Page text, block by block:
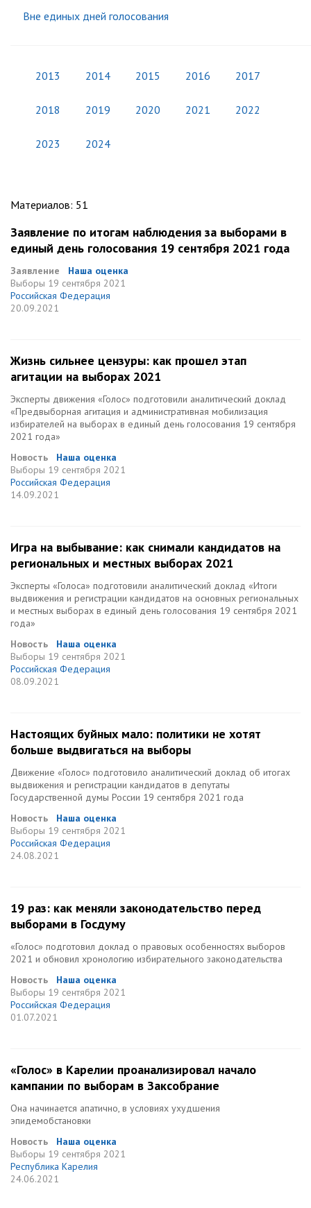
Вне единых дней голосования
2013 2014 2015 2016 2017
2018 2019 2020 2021 2022
2023 2024
Материалов: 51
Заявление по итогам наблюдения за выборами в
единый день голосования 19 сентября 2021 года
Заявление
Наша оценка
Выборы 19 сентября 2021
Российская Федерация
20.09.2021
Жизнь сильнее цензуры: как прошел этап
агитации на выборах 2021
Эксперты движения «Голос» подготовили аналитический доклад
«Предвыборная агитация и административная мобилизация
избирателей на выборах в единый день голосования 19 сентября
2021 года»
Новость
Наша оценка
Выборы 19 сентября 2021
Российская Федерация
14.09.2021
Игра на выбывание: как снимали кандидатов на
региональных и местных выборах 2021
Эксперты «Голоса» подготовили аналитический доклад «Итоги
выдвижения и регистрации кандидатов на основных региональных
и местных выборах в единый день голосования 19 сентября 2021
года»
Новость
Наша оценка
Выборы 19 сентября 2021
Российская Федерация
08.09.2021
Настоящих буйных мало: политики не хотят
больше выдвигаться на выборы
Движение «Голос» подготовило аналитический доклад об итогах
выдвижения и регистрации кандидатов в депутаты
Государственной думы России 19 сентября 2021 года
Новость
Наша оценка
Выборы 19 сентября 2021
Российская Федерация
24.08.2021
19 раз: как меняли законодательство перед
выборами в Госдуму
«Голос» подготовил доклад о правовых особенностях выборов
2021 и обновил хронологию избирательного законодательства
Новость
Наша оценка
Выборы 19 сентября 2021
Российская Федерация
01.07.2021
«Голос» в Карелии проанализировал начало
кампании по выборам в Заксобрание
Она начинается апатично, в условиях ухудшения
эпидемобстановки
Новость
Наша оценка
Выборы 19 сентября 2021
Республика Карелия
24.06.2021